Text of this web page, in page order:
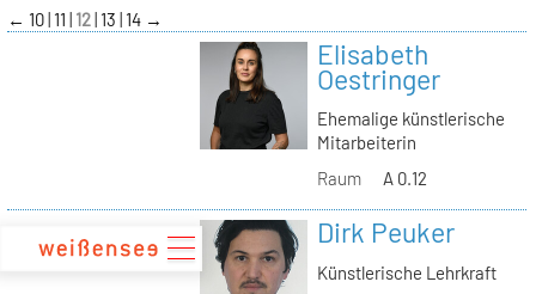
zum
Inhalt
← 10 11 12 13 14 →
Elisabeth
Oestringer
Ehemalige künstlerische
Mitarbeiterin
Raum
A 0.12
Dirk Peuker
Künstlerische Lehrkraft